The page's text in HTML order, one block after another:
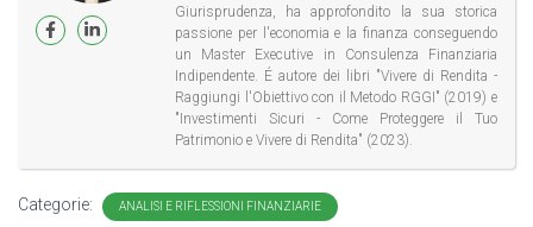
Giurisprudenza, ha approfondito la sua storica
passione per l'economia e la finanza conseguendo
un Master Executive in Consulenza Finanziaria
Indipendente. É autore dei libri "Vivere di Rendita -
Raggiungi l'Obiettivo con il Metodo RGGI" (2019) e
"Investimenti Sicuri - Come Proteggere il Tuo
Patrimonio e Vivere di Rendita" (2023).
Categorie: ANALISI E RIFLESSIONI FINANZIARIE